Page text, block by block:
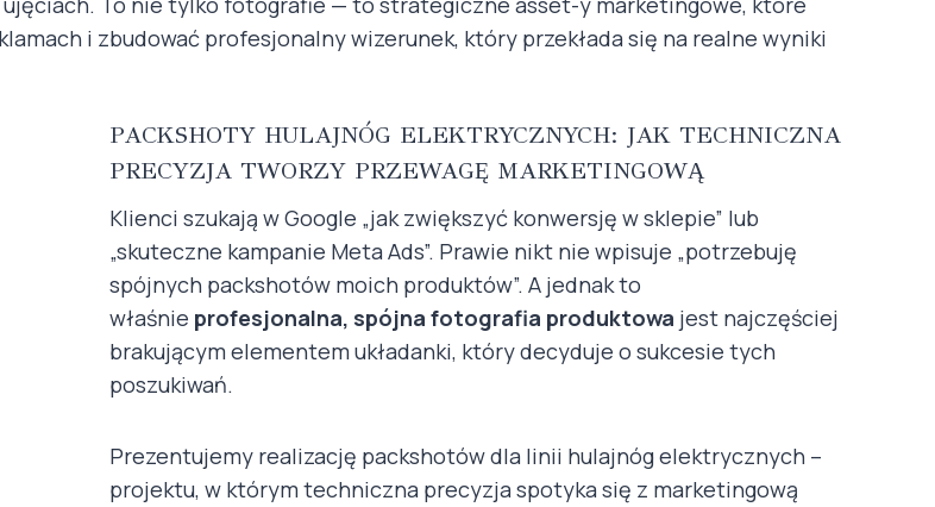
i zbudować profesjonalny wizerunek, który przekłada się na realne wyniki
PACKSHOTY HULAJNÓG ELEKTRYCZNYCH: JAK TECHNICZNA
PRECYZJA TWORZY PRZEWAGĘ MARKETINGOWĄ
Klienci szukają w Google „jak zwiększyć konwersję w sklepie” lub
„skuteczne kampanie Meta Ads”. Prawie nikt nie wpisuje „potrzebuję
spójnych packshotów moich produktów”. A jednak to
właśnie profesjonalna, spójna fotografia produktowa jest najczęściej
brakującym elementem układanki, który decyduje o sukcesie tych
poszukiwań.
Prezentujemy realizację packshotów dla linii hulajnóg elektrycznych –
projektu, w którym techniczna precyzja spotyka się z marketingową